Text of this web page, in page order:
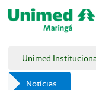
Unimed
Notícias